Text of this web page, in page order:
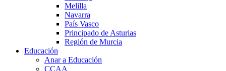
Melilla
Navarra
País Vasco
Principado de Asturias
Región de Murcia
Educación
Anar a Educación
CCAA